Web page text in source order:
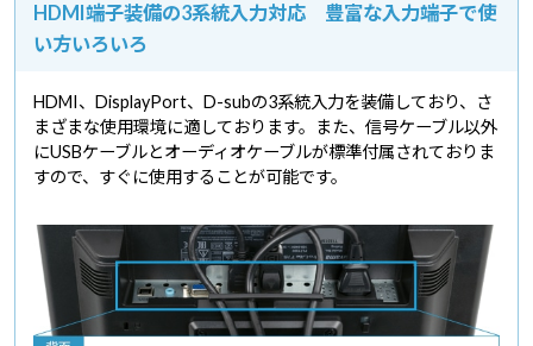
HDMI端子装備の3系統入力対応 豊富な入力端子で使
い方いろいろ
HDMI、DisplayPort、D-subの3系統入力を装備しており、さ
まざまな使用環境に適しております。また、信号ケーブル以外
にUSBケーブルとオーディオケーブルが標準付属されておりま
すので、すぐに使用することが可能です。